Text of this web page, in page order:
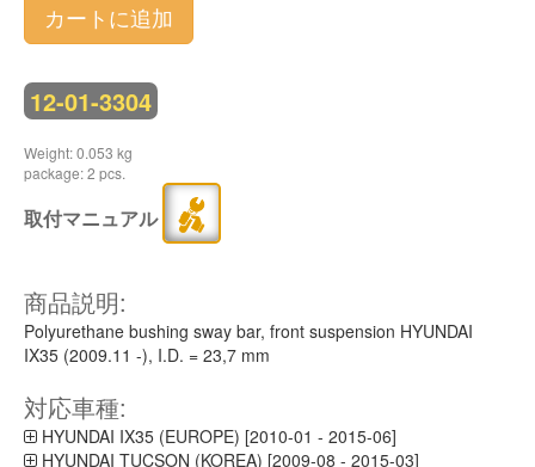
カートに追加
12-01-3304
Weight: 0.053 kg
package: 2 pcs.
取付マニュアル
商品説明:
Polyurethane bushing sway bar, front suspension HYUNDAI
IX35 (2009.11 -), I.D. = 23,7 mm
対応車種:
HYUNDAI IX35 (EUROPE) [2010-01 - 2015-06]
HYUNDAI TUCSON (KOREA) [2009-08 - 2015-03]